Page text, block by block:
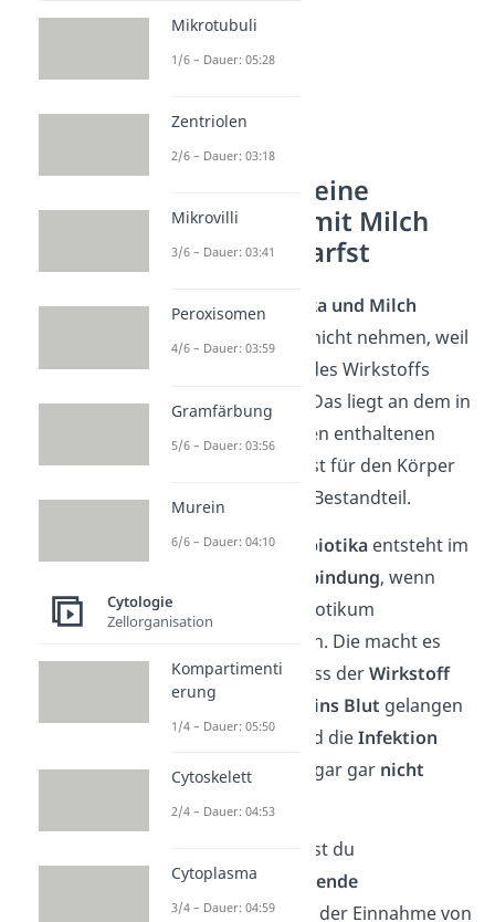
Warum du keine
Antibiotika mit Milch
schlucken darfst
MancheAntibiotika und Milch
solltest du besser nicht nehmen, weil
des Wirkstoffs
hemmenkönnen. Das liegt an dem in
den Milchprodukten enthaltenen
. Calcium ist für den Körper
ein sehr wichtiger Bestandteil.
Bei manchenAntibiotika entsteht im
Verbindung, wenn
Calcium und Antibiotikum
aufeinander treffen. Die macht es
dannschwerer , dass derWirkstoff
des Antibiotikums ins Blut gelangen
kann. Dadurch wird dieInfektion
schlechter oder sogar gar nicht
bekämpft
Neben Milch solltest du
außerdem auf
folgende
Milchprodukte
bei der Einnahme von
Mikrotubuli
1/6 – Dauer: 05:28
Zentriolen
2/6 – Dauer: 03:18
Mikrovilli
3/6 – Dauer: 03:41
Peroxisomen
4/6 – Dauer: 03:59
Gramfärbung
5/6 – Dauer: 03:56
Murein
6/6 – Dauer: 04:10
Cytologie
Zellorganisation
Kompartimenti
erung
1/4 – Dauer: 05:50
Cytoskelett
2/4 – Dauer: 04:53
Cytoplasma
3/4 – Dauer: 04:59